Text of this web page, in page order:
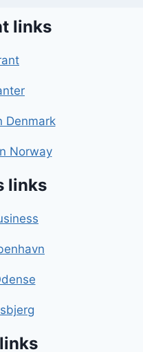
links
Denmark
Norway
links